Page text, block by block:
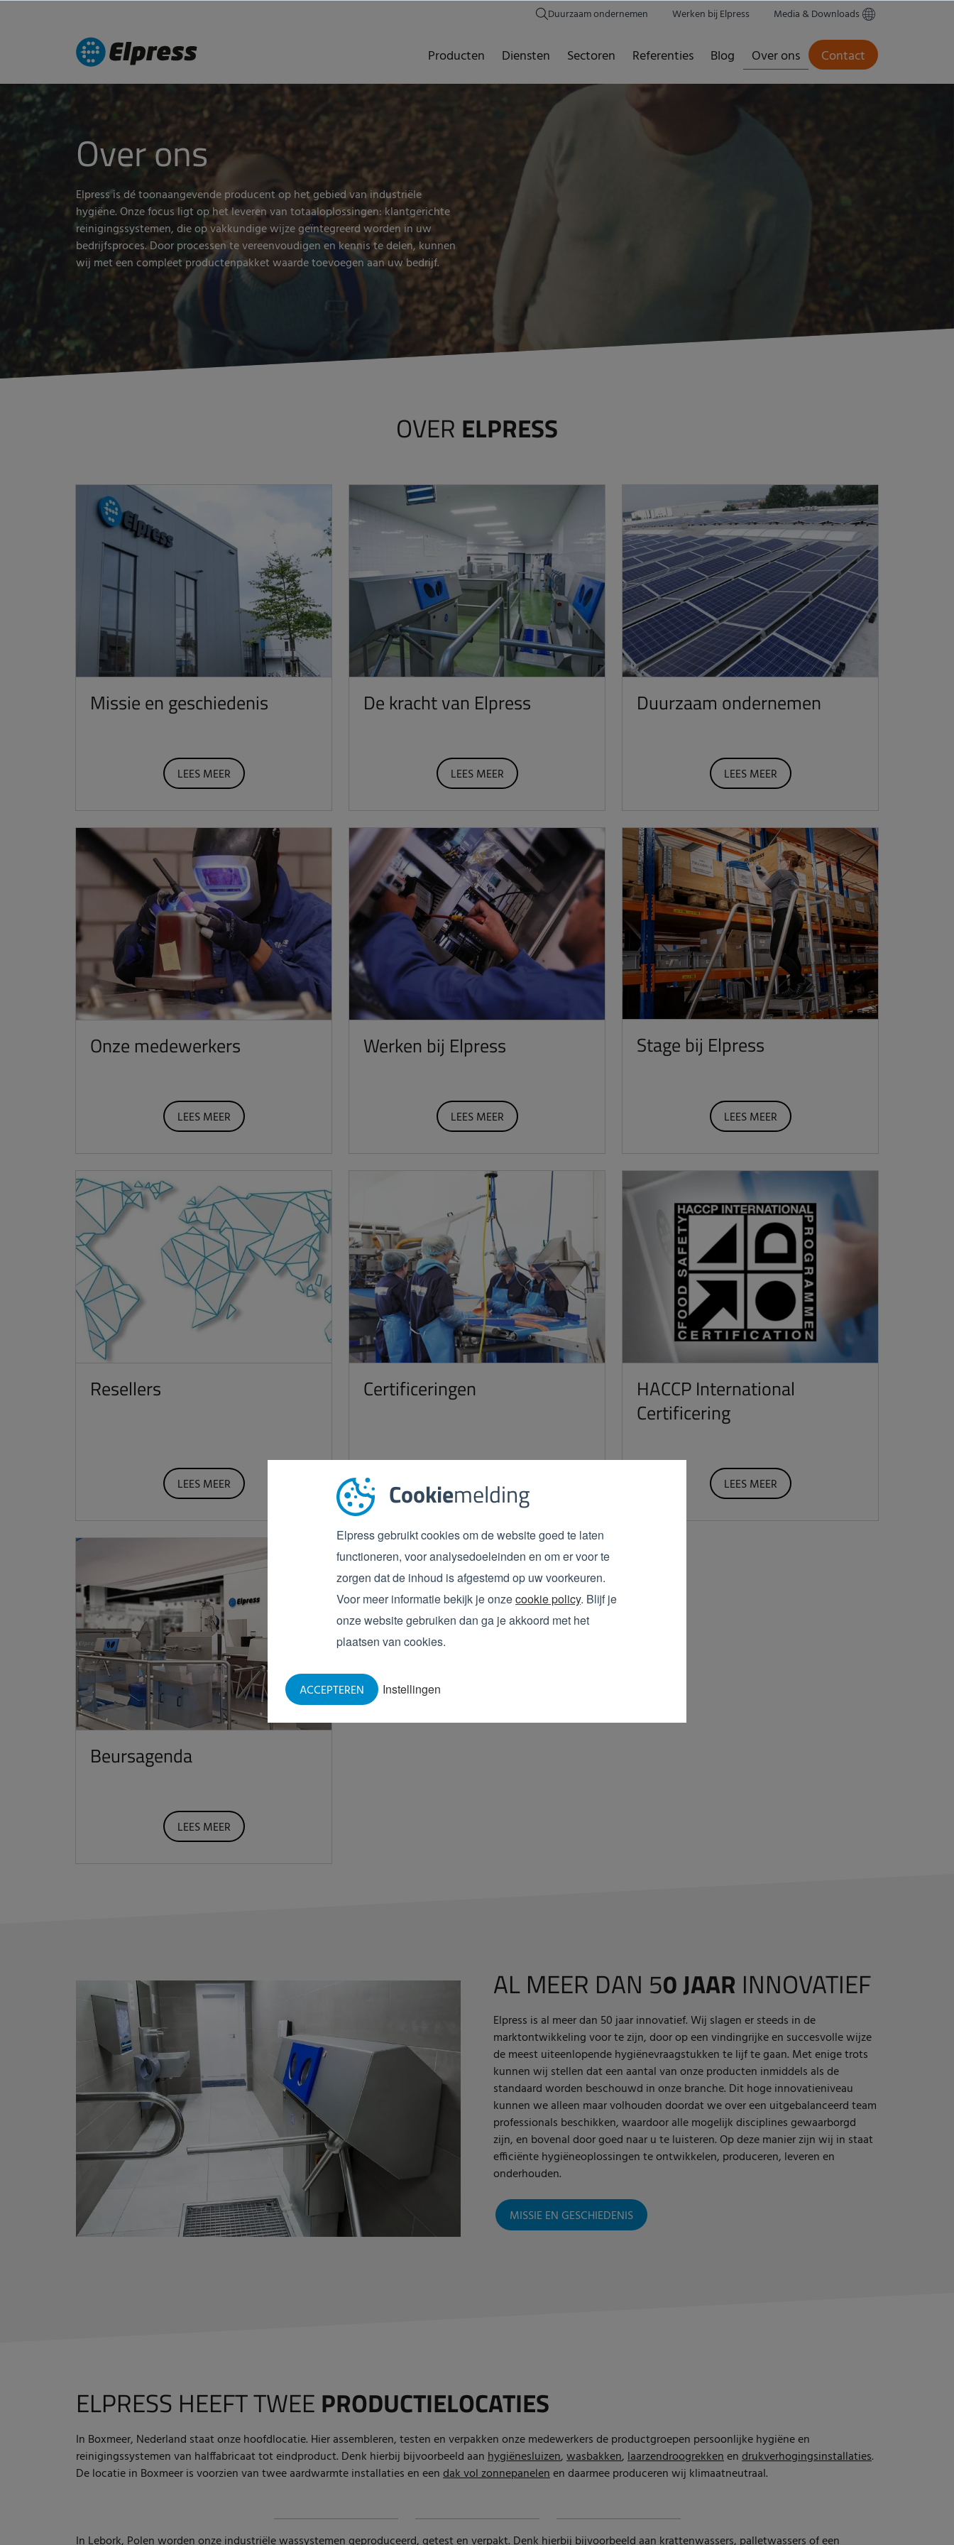
Cookiemelding
Elpress gebruikt cookies om de website goed te laten
functioneren, voor analysedoeleinden en om er voor te
zorgen dat de inhoud is afgestemd op uw voorkeuren.
Voor meer informatie bekijk je onzecookie policy. Blijf je
onze website gebruiken dan ga je akkoord met het
plaatsen van cookies.
Instellingen
ACCEPTEREN
Duurzaam ondernemen Werken bij Elpress Media & Downloads
Producten Diensten Sectoren Referenties Blog Over ons Contact
Over ons
Elpress is dé toonaangevende producent op het gebied van industriële
hygiëne. Onze focus ligt op het leveren van totaaloplossingen: klantgerichte
reinigingssystemen, die op vakkundige wijze geïntegreerd worden in uw
bedrijfsproces. Door processen te vereenvoudigen en kennis te delen, kunnen
wij met een compleet productenpakket waarde toevoegen aan uw bedrijf.
OVER ELPRESS
Missie en geschiedenis
LEES MEER
De kracht van Elpress
LEES MEER
Duurzaam ondernemen
LEES MEER
Onze medewerkers
LEES MEER
Werken bij Elpress
LEES MEER
Stage bij Elpress
LEES MEER
Resellers
LEES MEER
Certificeringen
LEES MEER
HACCP International
Certificering
LEES MEER
Beursagenda
LEES MEER
AL MEER DAN 50 JAAR INNOVATIEF
Elpress is al meer dan 50 jaar innovatief. Wij slagen er steeds in de
marktontwikkeling voor te zijn, door op een vindingrijke en succesvolle wijze
de meest uiteenlopende hygiënevraagstukken te lijf te gaan. Met enige trots
kunnen wij stellen dat een aantal van onze producten inmiddels als de
standaard worden beschouwd in onze branche. Dit hoge innovatieniveau
kunnen we alleen maar volhouden doordat we over een uitgebalanceerd team
professionals beschikken, waardoor alle mogelijk disciplines gewaarborgd
zijn, en bovenal door goed naar u te luisteren. Op deze manier zijn wij in staat
efficiënte hygiëneoplossingen te ontwikkelen, produceren, leveren en
onderhouden.
MISSIE EN GESCHIEDENIS
ELPRESS HEEFT TWEE PRODUCTIELOCATIES
In Boxmeer, Nederland staat onze hoofdlocatie. Hier assembleren, testen en verpakken onze medewerkers de productgroepen persoonlijke hygiëne en
reinigingssystemen van halffabricaat tot eindproduct. Denk hierbij bijvoorbeeld aanhygiënesluizen,wasbakken,laarzendroogrekkenendrukverhogingsinstallaties.
De locatie in Boxmeer is voorzien van twee aardwarmte installaties en eendak vol zonnepanelenen daarmee produceren wij klimaatneutraal.